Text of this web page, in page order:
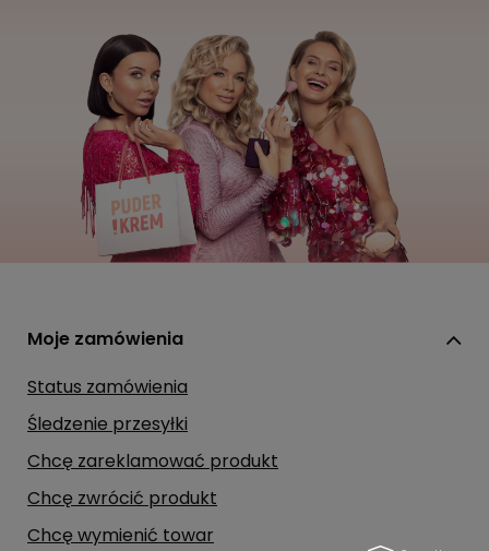
Moje zamówienia
Status zamówienia
Śledzenie przesyłki
Chcę zareklamować produkt
Chcę zwrócić produkt
Chcę wymienić towar